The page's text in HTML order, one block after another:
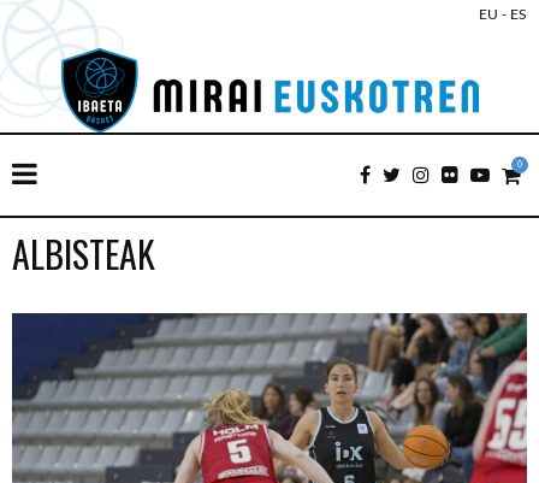
EU - ES
0
ALBISTEAK